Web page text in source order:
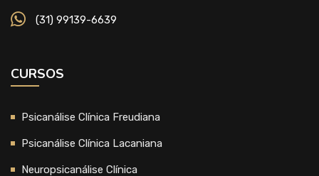
(31) 99139-6639
CURSOS
Psicanálise Clínica Freudiana
Psicanálise Clínica Lacaniana
Neuropsicanálise Clínica